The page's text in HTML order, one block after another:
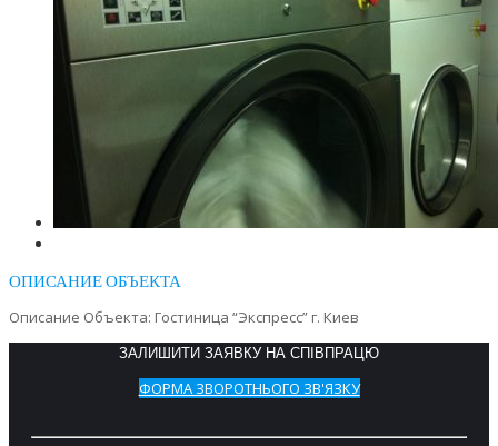
ОПИСАНИЕ ОБЪЕКТА
Описание Объекта: Гостиница “Экспресс” г. Киев
ЗАЛИШИТИ ЗАЯВКУ НА СПІВПРАЦЮ
ФОРМА ЗВОРОТНЬОГО ЗВ'ЯЗКУ